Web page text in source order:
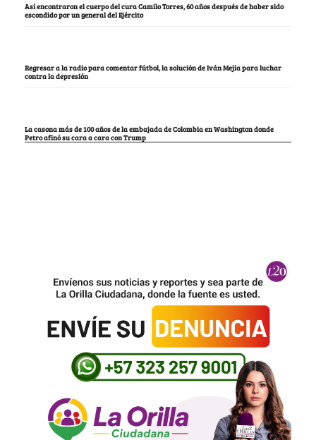
Así encontraron el cuerpo del cura Camilo Torres, 60 años después de haber sido
escondido por un general del Ejército
Regresar a la radio para comentar fútbol, la solución de Iván Mejía para luchar
contra la depresión
La casona más de 100 años de la embajada de Colombia en Washington donde
Petro afinó su cara a cara con Trump